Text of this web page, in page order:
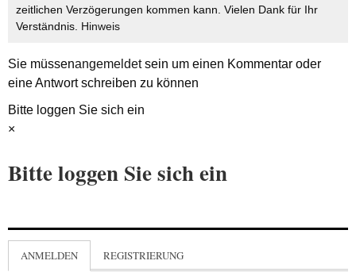
zeitlichen Verzögerungen kommen kann. Vielen Dank für Ihr
Verständnis. Hinweis
Sie müssenangemeldetsein um einen Kommentar oder
eine Antwort schreiben zu können
Bitte loggen Sie sich ein
×
Bitte loggen Sie sich ein
ANMELDEN REGISTRIERUNG